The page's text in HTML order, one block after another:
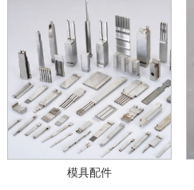
模具配件